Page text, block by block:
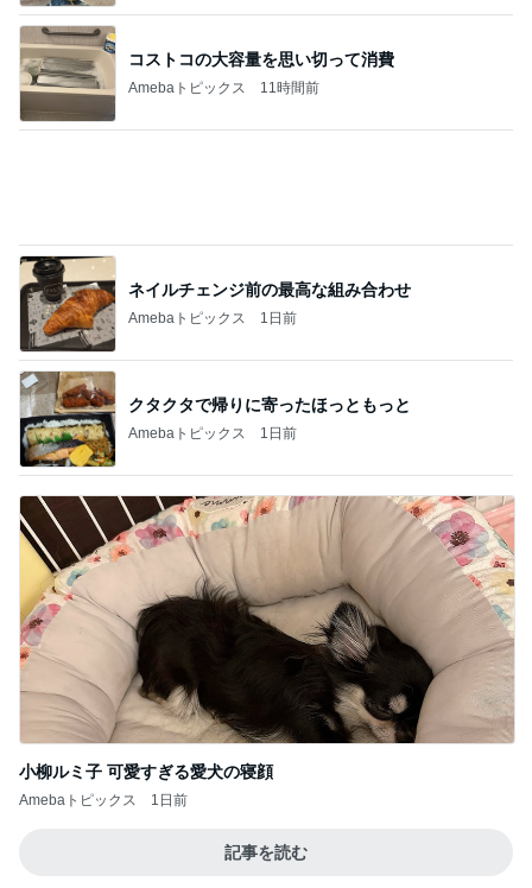
コストコの大容量を思い切って消費
Amebaトピックス 11時間前
ネイルチェンジ前の最高な組み合わせ
Amebaトピックス 1日前
クタクタで帰りに寄ったほっともっと
Amebaトピックス 1日前
小柳ルミ子 可愛すぎる愛犬の寝顔
Amebaトピックス 1日前
記事を読む